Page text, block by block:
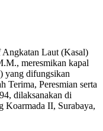
Angkatan Laut (Kasal)
meresmikan kapal
yang difungsikan
Terima, Peresmian serta
dilaksanakan di
Koarmada II, Surabaya,